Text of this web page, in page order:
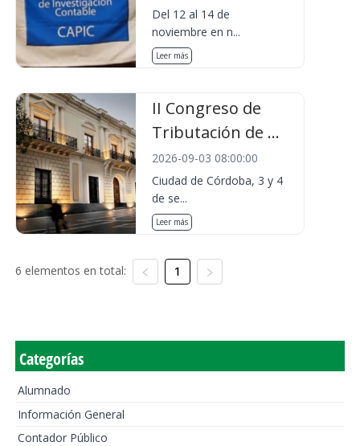
Del 12 al 14 de
noviembre en n...
Leer más
II Congreso de
Tributación de ...
2026-09-03 08:00:00
Ciudad de Córdoba, 3 y 4
de se...
Leer más
6 elementos en total: 1
Categorías
Alumnado
Información General
Contador Público